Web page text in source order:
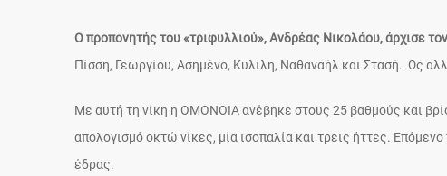
Ο προπονητής του «τριφυλλιού», Ανδρέας Νικολάου, άρχισε
Πίσση, Γεωργίου, Ασημένο, Κυλίλη, Ναθαναήλ και Στασή. Ως
Με αυτή τη νίκη η ΟΜΟΝΟΙΑ ανέβηκε στους 25 βαθμούς και
απολογισμό οκτώ νίκες, μία ισοπαλία και τρεις ήττες.
έδρας.